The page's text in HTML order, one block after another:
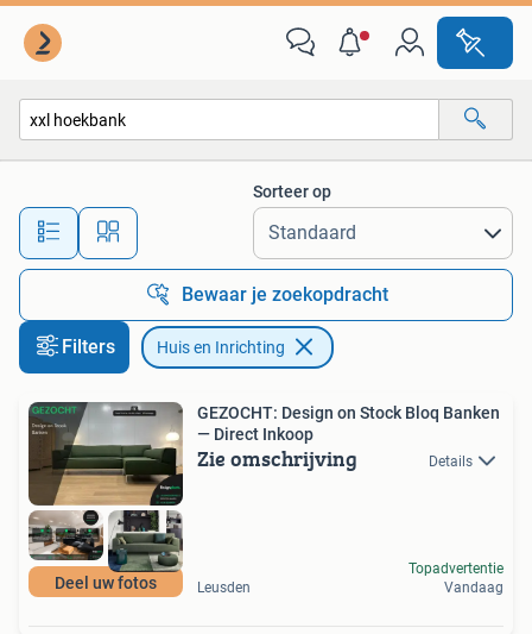
Alle afstanden…
Sorteer op
Bewaar je zoekopdracht
Filters Huis en Inrichting
Deel uw fotos
GEZOCHT: Design on Stock Bloq Banken
— Direct Inkoop
Zie omschrijving Details
Leusden
Topadvertentie
Vandaag